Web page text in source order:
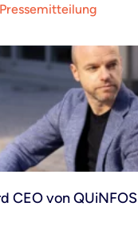
Pressemitteilung
CEO von QUiNFOS